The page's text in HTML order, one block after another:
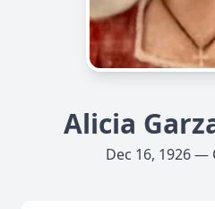
Alicia
Dec 16, 1926 —